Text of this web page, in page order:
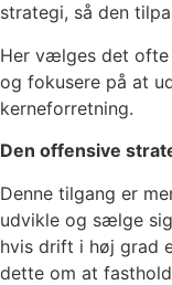
strategi, så den
Her vælges det
og fokusere på at
kerneforretning.
Den offensive
Denne tilgang er
udvikle og sælge
hvis drift i høj grad
dette om at